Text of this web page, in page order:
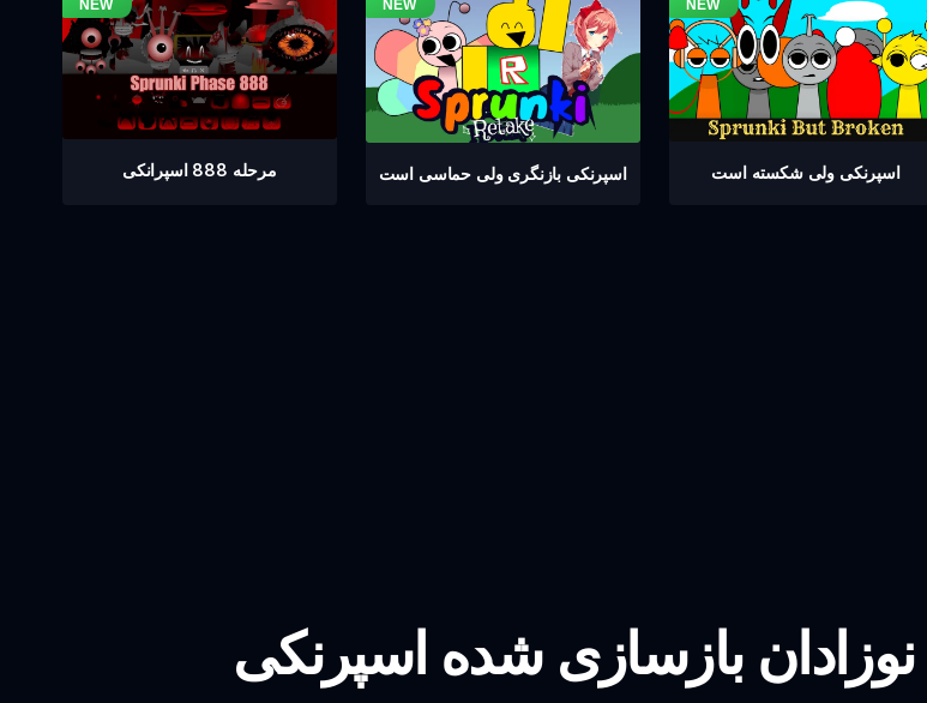
مرحله 888 اسپرانکی اسپرنکی بازنگری ولی حماسی است اسپرنکی ولی شکسته است